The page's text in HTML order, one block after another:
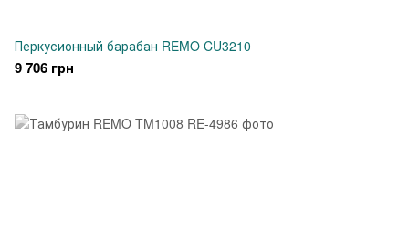
Перкусионный барабан REMO CU3210
9 706 грн